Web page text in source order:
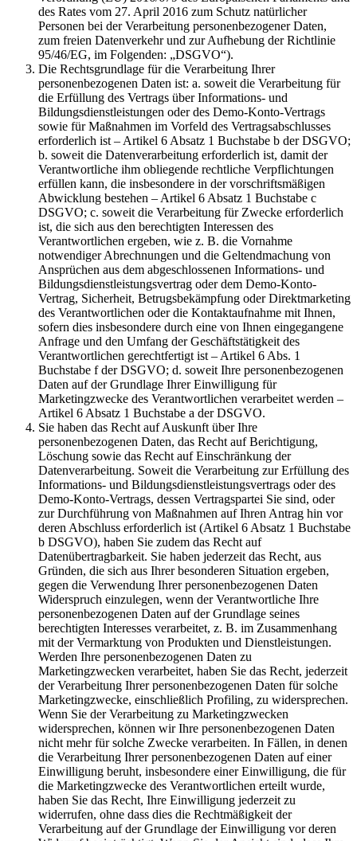
des Rates vom 27. April 2016 zum Schutz natürlicher
Personen bei der Verarbeitung personenbezogener Daten,
zum freien Datenverkehr und zur Aufhebung der Richtlinie
95/46/EG, im Folgenden: „DSGVO“).
Die Rechtsgrundlage für die Verarbeitung Ihrer
personenbezogenen Daten ist: a. soweit die Verarbeitung für
die Erfüllung des Vertrags über Informations- und
Bildungsdienstleistungen oder des Demo-Konto-Vertrags
sowie für Maßnahmen im Vorfeld des Vertragsabschlusses
erforderlich ist – Artikel 6 Absatz 1 Buchstabe b der DSGVO;
b. soweit die Datenverarbeitung erforderlich ist, damit der
Verantwortliche ihm obliegende rechtliche Verpflichtungen
erfüllen kann, die insbesondere in der vorschriftsmäßigen
Abwicklung bestehen – Artikel 6 Absatz 1 Buchstabe c
DSGVO; c. soweit die Verarbeitung für Zwecke erforderlich
ist, die sich aus den berechtigten Interessen des
Verantwortlichen ergeben, wie z. B. die Vornahme
notwendiger Abrechnungen und die Geltendmachung von
Ansprüchen aus dem abgeschlossenen Informations- und
Bildungsdienstleistungsvertrag oder dem Demo-Konto-
Vertrag, Sicherheit, Betrugsbekämpfung oder Direktmarketing
des Verantwortlichen oder die Kontaktaufnahme mit Ihnen,
sofern dies insbesondere durch eine von Ihnen eingegangene
Anfrage und den Umfang der Geschäftstätigkeit des
Verantwortlichen gerechtfertigt ist – Artikel 6 Abs. 1
Buchstabe f der DSGVO; d. soweit Ihre personenbezogenen
Daten auf der Grundlage Ihrer Einwilligung für
Marketingzwecke des Verantwortlichen verarbeitet werden –
Artikel 6 Absatz 1 Buchstabe a der DSGVO.
Sie haben das Recht auf Auskunft über Ihre
personenbezogenen Daten, das Recht auf Berichtigung,
Löschung sowie das Recht auf Einschränkung der
Datenverarbeitung. Soweit die Verarbeitung zur Erfüllung des
Informations- und Bildungsdienstleistungsvertrags oder des
Demo-Konto-Vertrags, dessen Vertragspartei Sie sind, oder
zur Durchführung von Maßnahmen auf Ihren Antrag hin vor
deren Abschluss erforderlich ist (Artikel 6 Absatz 1 Buchstabe
b DSGVO), haben Sie zudem das Recht auf
Datenübertragbarkeit. Sie haben jederzeit das Recht, aus
Gründen, die sich aus Ihrer besonderen Situation ergeben,
gegen die Verwendung Ihrer personenbezogenen Daten
Widerspruch einzulegen, wenn der Verantwortliche Ihre
personenbezogenen Daten auf der Grundlage seines
berechtigten Interesses verarbeitet, z. B. im Zusammenhang
mit der Vermarktung von Produkten und Dienstleistungen.
Werden Ihre personenbezogenen Daten zu
Marketingzwecken verarbeitet, haben Sie das Recht, jederzeit
der Verarbeitung Ihrer personenbezogenen Daten für solche
Marketingzwecke, einschließlich Profiling, zu widersprechen.
Wenn Sie der Verarbeitung zu Marketingzwecken
widersprechen, können wir Ihre personenbezogenen Daten
nicht mehr für solche Zwecke verarbeiten. In Fällen, in denen
die Verarbeitung Ihrer personenbezogenen Daten auf einer
Einwilligung beruht, insbesondere einer Einwilligung, die für
die Marketingzwecke des Verantwortlichen erteilt wurde,
haben Sie das Recht, Ihre Einwilligung jederzeit zu
widerrufen, ohne dass dies die Rechtmäßigkeit der
Verarbeitung auf der Grundlage der Einwilligung vor deren